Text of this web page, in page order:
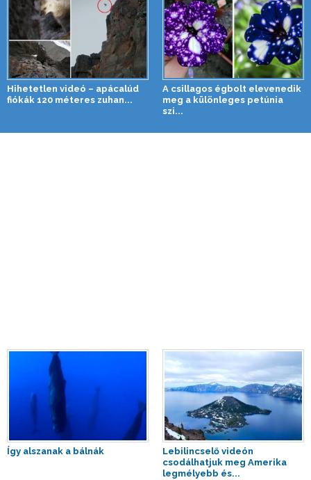
Hihetetlen videó – apácalúd
fiókák 120 méteres zuhan...
A csillagos égbolt elevenedik
meg a különleges petúnia
szi...
Így alszanak a bálnák
Lebilincselő videón
csodálhatjuk meg Amerika
legmélyebb és...